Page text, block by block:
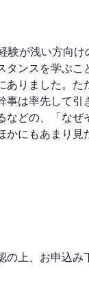
験が浅い方向
ンスを学ぶこ
りました。た
は率先して
どの、「なぜ
にもあまり見
上、お申込み